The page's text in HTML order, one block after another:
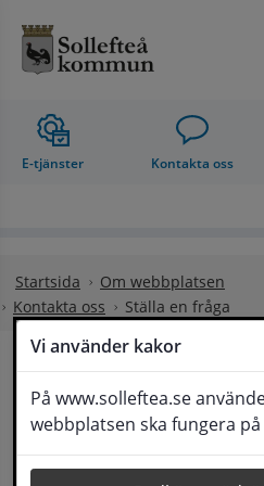
Vi använder kakor
På www.solleftea.se
webbplatsen ska fungera
E-tjänster Kontakta oss
Startsida
Om webbplatsen
Kontakta oss
Ställa en fråga
Ställa en fråga
Om din fråga är